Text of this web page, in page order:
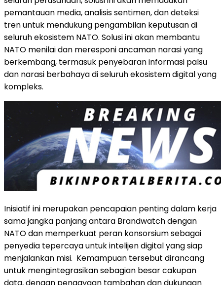
pemantauan media, analisis sentimen, dan deteksi
tren untuk mendukung pengambilan keputusan di
seluruh ekosistem NATO. Solusi ini akan membantu
NATO menilai dan meresponi ancaman narasi yang
berkembang, termasuk penyebaran informasi palsu
dan narasi berbahaya di seluruh ekosistem digital yang
kompleks.
Inisiatif ini merupakan pencapaian penting dalam kerja
sama jangka panjang antara Brandwatch dengan
NATO dan memperkuat peran konsorsium sebagai
penyedia tepercaya untuk intelijen digital yang siap
menjalankan misi. Kemampuan tersebut dirancang
untuk mengintegrasikan sebagian besar cakupan
data, dengan pengayaan tambahan dan dukungan